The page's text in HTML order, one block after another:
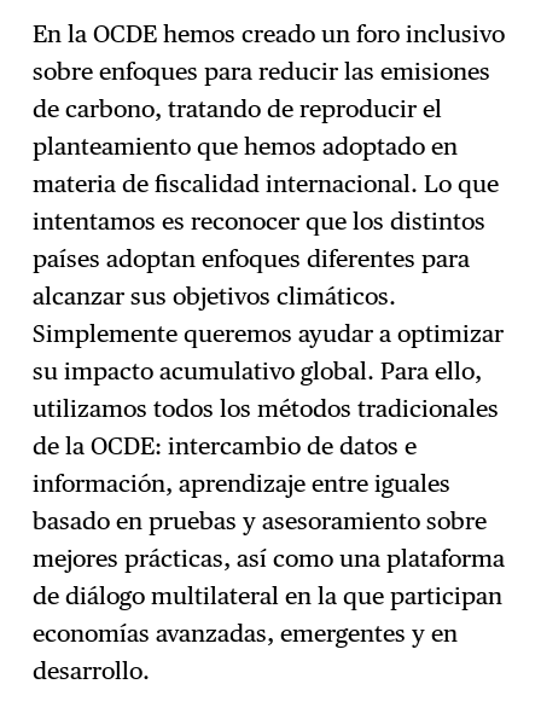
En la OCDE hemos creado un foro inclusivo
sobre enfoques para reducir las emisiones
de carbono, tratando de reproducir el
planteamiento que hemos adoptado en
materia de fiscalidad internacional. Lo que
intentamos es reconocer que los distintos
países adoptan enfoques diferentes para
alcanzar sus objetivos climáticos.
Simplemente queremos ayudar a optimizar
su impacto acumulativo global. Para ello,
utilizamos todos los métodos tradicionales
de la OCDE: intercambio de datos e
información, aprendizaje entre iguales
basado en pruebas y asesoramiento sobre
mejores prácticas, así como una plataforma
de diálogo multilateral en la que participan
economías avanzadas, emergentes y en
desarrollo.